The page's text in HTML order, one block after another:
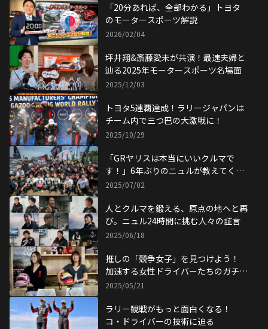
「20分あれば、全部わかる」トヨタ
のモータースポーツ解説
2026/02/04
坪井翔&斎藤愛未が共演！最速夫婦と
辿る2025年モータースポーツ名場面
2025/12/03
トヨタ5連覇達成！ラリージャパンは
チーム内で三つ巴の大激戦に！
2025/10/29
「GRヤリスは本当にいいクルマで
す！」6年ぶりのニュルが教えてくれ
たこと
2025/07/02
人とクルマを鍛える、原点の地へと再
び。ニュル24時間に挑む人々の証言
2025/06/18
推しの「競争女子」を見つけよう！
加速する女性ドライバーたちのガチバ
トル！
2025/05/21
ラリー観戦がもっと面白くなる！
コ・ドライバーの技術に迫る